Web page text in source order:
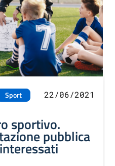
Sport 22/06/2021
sportivo.
pubblica